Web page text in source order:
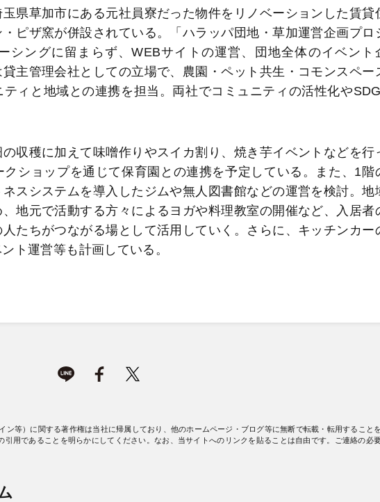
玉県草加市にある元社員寮だった物件をリノベーションした賃貸
ピザ窯が併設されている。「ハラッパ団地・草加運営企画プロ
シングに留まらず、WEBサイトの運営、団地全体のイベント
主管理会社としての立場で、農園・ペット共生・コモンスペー
ィと地域との連携を担当。両社でコミュニティの活性化や
収穫に加えて味噌作りやスイカ割り、焼き芋イベントなどを行
ショップを通じて保育園との連携を予定している。また、1階
スシステムを導入したジムや無人図書館などの運営を検討。地
地元で活動する方々によるヨガや料理教室の開催など、入居者
たちがつながる場として活用していく。さらに、キッチンカー
ト運営等も計画している。
ン等）に関する著作権は当社に帰属しており、他のホームページ・ブログ等に無断で転載・転用すること
用であることを明らかにしてください。なお、当サイトへのリンクを貼ることは自由です。ご連絡の必